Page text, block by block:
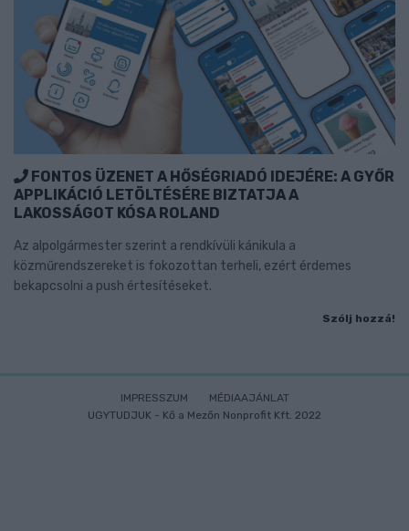
FONTOS ÜZENET A HŐSÉGRIADÓ IDEJÉRE: A GYŐR
APPLIKÁCIÓ LETÖLTÉSÉRE BIZTATJA A
LAKOSSÁGOT KÓSA ROLAND
Az alpolgármester szerint a rendkívüli kánikula a
közműrendszereket is fokozottan terheli, ezért érdemes
bekapcsolni a push értesítéseket.
Szólj hozzá!
IMPRESSZUM
MÉDIAAJÁNLAT
UGYTUDJUK - Kő a Mezőn Nonprofit Kft. 2022